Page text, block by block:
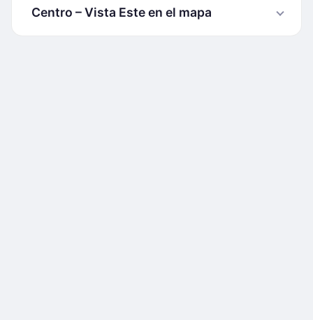
Centro – Vista Este en el mapa